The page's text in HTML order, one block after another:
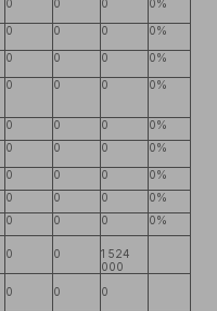
0 0 0 0%
0 0 0 0%
0 0 0 0%
0 0 0 0%
0 0 0
0%
0 0 0 0%
0 0 0
0%
0 0 0
0%
0 0 0 0%
0 0
1 524
000
0 0 0